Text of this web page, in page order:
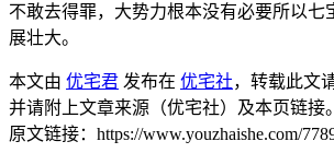
不敢去得罪，大势力根本没有必要所以七
展壮大。
本文由 优宅君 发布在 优宅社，转载此文
并请附上文章来源（优宅社）及本页链接。
原文链接：https://www.youzhaishe.com/